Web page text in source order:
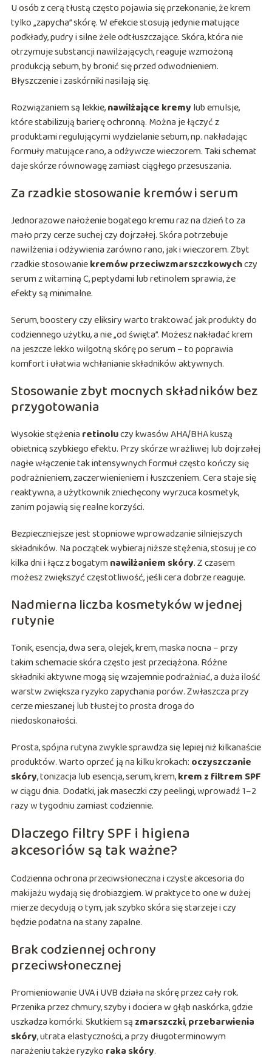
U osób z cerą tłustą często pojawia się przekonanie, że krem
tylko „zapycha” skórę. W efekcie stosują jedynie matujące
podkłady, pudry i silne żele odtłuszczające. Skóra, która nie
otrzymuje substancji nawilżających, reaguje wzmożoną
produkcją sebum, by bronić się przed odwodnieniem.
Błyszczenie i zaskórniki nasilają się.
Rozwiązaniem są lekkie,nawilżające kremy lub emulsje,
które stabilizują barierę ochronną. Można je łączyć z
produktami regulującymi wydzielanie sebum, np. nakładając
formuły matujące rano, a odżywcze wieczorem. Taki schemat
daje skórze równowagę zamiast ciągłego przesuszania.
Za rzadkie stosowanie kremów i serum
Jednorazowe nałożenie bogatego kremu raz na dzień to za
mało przy cerze suchej czy dojrzałej. Skóra potrzebuje
nawilżenia i odżywienia zarówno rano, jak i wieczorem. Zbyt
rzadkie stosowaniekremów przeciwzmarszczkowychczy
serum z witaminą C, peptydami lub retinolem sprawia, że
efekty są minimalne.
Serum, boostery czy eliksiry warto traktować jak produkty do
codziennego użytku, a nie „od święta”. Możesz nakładać krem
na jeszcze lekko wilgotną skórę po serum – to poprawia
komfort i ułatwia wchłanianie składników aktywnych.
Stosowanie zbyt mocnych składników bez
przygotowania
Wysokie stężenia retinoluczy kwasów AHA/BHA kuszą
obietnicą szybkiego efektu. Przy skórze wrażliwej lub dojrzałej
nagłe włączenie tak intensywnych formuł często kończy się
podrażnieniem, zaczerwienieniem i łuszczeniem. Cera staje się
reaktywna, a użytkownik zniechęcony wyrzuca kosmetyk,
zanim pojawią się realne korzyści.
Bezpieczniejsze jest stopniowe wprowadzanie silniejszych
składników. Na początek wybieraj niższe stężenia, stosuj je co
kilka dni i łącz z bogatymnawilżaniem skóry. Z czasem
możesz zwiększyć częstotliwość, jeśli cera dobrze reaguje.
Nadmierna liczba kosmetyków w jednej
rutynie
Tonik, esencja, dwa sera, olejek, krem, maska nocna – przy
takim schemacie skóra często jest przeciążona. Różne
składniki aktywne mogą się wzajemnie podrażniać, a duża ilość
warstw zwiększa ryzyko zapychania porów. Zwłaszcza przy
cerze mieszanej lub tłustej to prosta droga do
niedoskonałości.
Prosta, spójna rutyna zwykle sprawdza się lepiej niż kilkanaście
produktów. Warto oprzeć ją na kilku krokach: oczyszczanie
skóry, tonizacja lub esencja, serum, krem,krem z filtrem SPF
w ciągu dnia. Dodatki, jak maseczki czy peelingi, wprowadź 1–2
razy w tygodniu zamiast codziennie.
Dlaczego filtry SPF i higiena
akcesoriów są tak ważne?
Codzienna ochrona przeciwsłoneczna i czyste akcesoria do
makijażu wydają się drobiazgiem. W praktyce to one w dużej
mierze decydują o tym, jak szybko skóra się starzeje i czy
będzie podatna na stany zapalne.
Brak codziennej ochrony
przeciwsłonecznej
Promieniowanie UVA i UVB działa na skórę przez cały rok.
Przenika przez chmury, szyby i dociera w głąb naskórka, gdzie
uszkadza komórki. Skutkiem są zmarszczki,przebarwienia
skóry, utrata elastyczności, a przy długoterminowym
narażeniu także ryzyko raka skóry.